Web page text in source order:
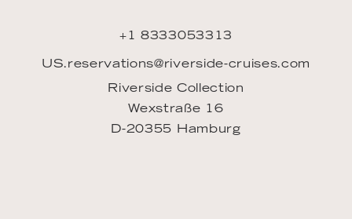
+1 8333053313
US.reservations@riverside-cruises.com
Riverside Collection
Wexstraße 16
D-20355 Hamburg